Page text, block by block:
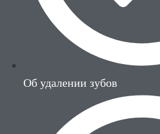
Об удалении зубов